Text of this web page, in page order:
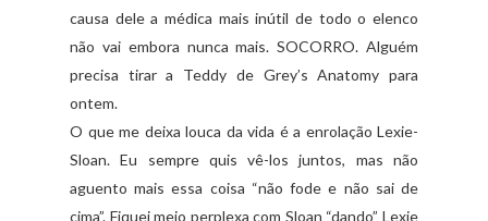
causa dele a médica mais inútil de todo o elenco
não vai embora nunca mais. SOCORRO. Alguém
precisa tirar a Teddy de Grey’s Anatomy para
ontem.
O que me deixa louca da vida é a enrolação Lexie-
Sloan. Eu sempre quis vê-los juntos, mas não
aguento mais essa coisa “não fode e não sai de
cima”. Fiquei meio perplexa com Sloan “dando” Lexie